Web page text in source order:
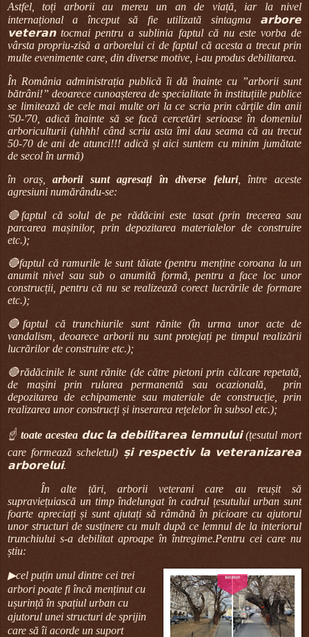
Astfel, toți arborii au mereu un an de viață, iar la nivel
internațional a început să fie utilizată sintagma 𝗮𝗿𝗯𝗼𝗿𝗲
𝘃𝗲𝘁𝗲𝗿𝗮𝗻 tocmai pentru a sublinia faptul că nu este vorba de
vârsta propriu-zisă a arborelui ci de faptul că acesta a trecut prin
multe evenimente care, din diverse motive, i-au produs debilitarea.
În România administrația publică îi dă înainte cu ”arborii sunt
bătrâni!” deoarece cunoașterea de specialitate în instituțiile publice
se limitează de cele mai multe ori la ce scria prin cărțile din anii
'50-'70, adică înainte să se facă cercetări serioase în domeniul
arboriculturii (uhhh! când scriu asta îmi dau seama că au trecut
50-70 de ani de atunci!!! adică și aici suntem cu minim jumătate
de secol în urmă)
în oraș,arborii sunt agresați în diverse feluri, între aceste
agresiuni numărându-se:
🔴faptul că solul de pe rădăcini este tasat (prin trecerea sau
parcarea mașinilor, prin depozitarea materialelor de construire
etc.);
🔴faptul că ramurile le sunt tăiate (pentru menține coroana la un
anumit nivel sau sub o anumită formă, pentru a face loc unor
construcții, pentru că nu se realizează corect lucrările de formare
etc.);
🔴faptul că trunchiurile sunt rănite (în urma unor acte de
vandalism, deoarece arborii nu sunt protejați pe timpul realizării
lucrărilor de construire etc.);
🔴rădăcinile le sunt rănite (de către pietoni prin călcare repetată,
de mașini prin rularea permanentă sau ocazională,
prin
depozitarea de echipamente sau materiale de construcție, prin
realizarea unor construcți și inserarea rețelelor în subsol etc.);
☝ toate acestea 𝗱𝘂𝗰 𝗹𝗮 𝗱𝗲𝗯𝗶𝗹𝗶𝘁𝗮𝗿𝗲𝗮 𝗹𝗲𝗺𝗻𝘂𝗹𝘂𝗶 (țesutul mort
care formează scheletul) 𝘀̦𝗶 𝗿𝗲𝘀𝗽𝗲𝗰𝘁𝗶𝘃 𝗹𝗮 𝘃𝗲𝘁𝗲𝗿𝗮𝗻𝗶𝘇𝗮𝗿𝗲𝗮
𝗮𝗿𝗯𝗼𝗿𝗲𝗹𝘂𝗶.
În alte țări, arborii veterani care au reușit să
supraviețuiască un timp îndelungat în cadrul țesutului urban sunt
foarte apreciați și sunt ajutați să râmănă în picioare cu ajutorul
unor structuri de susținere cu mult după ce lemnul de la interiorul
trunchiului s-a debilitat aproape în întregime.Pentru cei care nu
știu:
▶cel puțin unul dintre cei trei
arbori poate fi încă menținut cu
ușurință în spațiul urban cu
ajutorul unei structuri de sprijin
care să îi acorde un suport